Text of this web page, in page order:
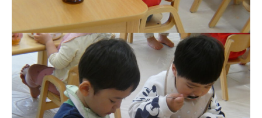
お知らせ
今日の幼稚園
園児募集要項
教職員募集